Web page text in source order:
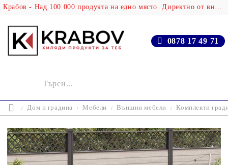
Крабов - Над 100 000 продукта на едно място. Директно от вносителя!
0878 17 49 71
Дом и градина Мебели Външни мебели Комплекти